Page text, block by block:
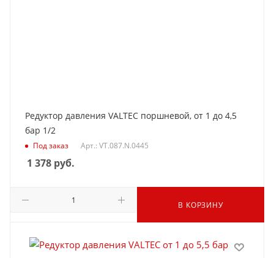
Редуктор давления VALTEC поршневой, от 1 до 4,5
бар 1/2
Под заказ Арт.: VT.087.N.0445
1 378 руб.
В КОРЗИНУ